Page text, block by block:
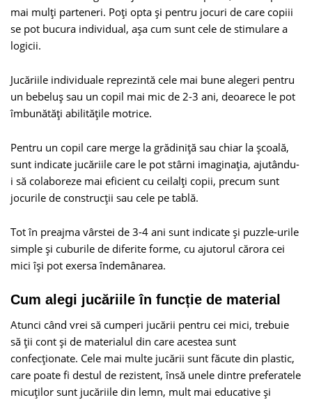
mai mulţi parteneri. Poţi opta şi pentru jocuri de care copiii
se pot bucura individual, aşa cum sunt cele de stimulare a
logicii.
Jucăriile individuale reprezintă cele mai bune alegeri pentru
un bebeluş sau un copil mai mic de 2-3 ani, deoarece le pot
îmbunătăţi abilităţile motrice.
Pentru un copil care merge la grădiniţă sau chiar la şcoală,
sunt indicate jucăriile care le pot stârni imaginaţia, ajutându-
i să colaboreze mai eficient cu ceilalţi copii, precum sunt
jocurile de construcţii sau cele pe tablă.
Tot în preajma vârstei de 3-4 ani sunt indicate şi puzzle-urile
simple şi cuburile de diferite forme, cu ajutorul cărora cei
mici îşi pot exersa îndemânarea.
Cum alegi jucăriile în funcție de material
Atunci când vrei să cumperi jucării pentru cei mici, trebuie
să ţii cont şi de materialul din care acestea sunt
confecţionate. Cele mai multe jucării sunt făcute din plastic,
care poate fi destul de rezistent, însă unele dintre preferatele
micuţilor sunt jucăriile din lemn, mult mai educative şi